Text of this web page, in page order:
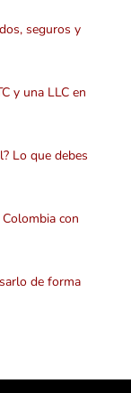
seguros y
y una LLC en
Lo que debes
con
de forma